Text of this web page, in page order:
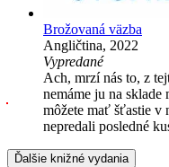
Brožovaná väzba
Angličtina, 2022
Vypredané
Ach, mrzí nás to, z
nemáme ju na
môžete mať šťastie v
nepredali posledné
Ďalšie knižné vydania